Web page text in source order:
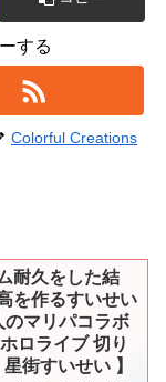
する
Colorful Creations
耐久をした結
を作るすいせい
のマリパコラボ
ロライブ 切り
街すいせい 】